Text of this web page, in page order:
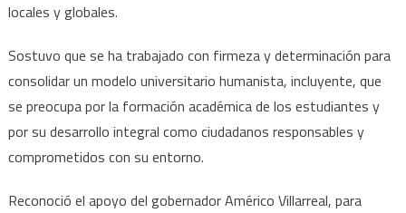
locales y globales.
Sostuvo que se ha trabajado con firmeza y determinación para
consolidar un modelo universitario humanista, incluyente, que
se preocupa por la formación académica de los estudiantes y
por su desarrollo integral como ciudadanos responsables y
comprometidos con su entorno.
Reconoció el apoyo del gobernador Américo Villarreal, para